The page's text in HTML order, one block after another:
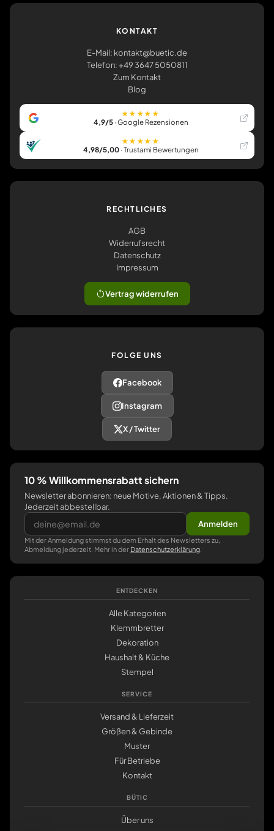
KONTAKT
E-Mail: kontakt@buetic.de
Telefon: +49 3647 5050811
Zum Kontakt
Blog
★★★★★
4,9/5· Google Rezensionen
★★★★★
4,98/5,00· Trustami Bewertungen
RECHTLICHES
AGB
Widerrufsrecht
Datenschutz
Impressum
Vertrag widerrufen
FOLGE UNS
Facebook
Instagram
X / Twitter
10 % Willkommensrabatt sichern
Newsletter abonnieren: neue Motive, Aktionen & Tipps.
Jederzeit abbestellbar.
Anmelden
Mit der Anmeldung stimmst du dem Erhalt des Newsletters zu,
Abmeldung jederzeit. Mehr in der Datenschutzerklärung
ENTDECKEN
Alle Kategorien
Klemmbretter
Dekoration
Haushalt & Küche
Stempel
SERVICE
Versand & Lieferzeit
Größen & Gebinde
Muster
Für Betriebe
Kontakt
BÜTIC
Über uns